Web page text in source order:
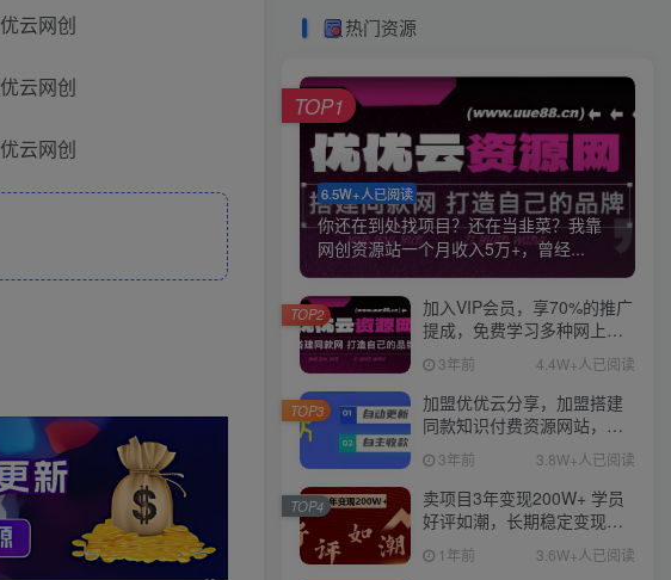
热门资源
6.5W+人已阅读
你还在到处找项目？还在当韭菜？我靠
网创资源站一个月收入5万+，曾经...
TOP1
加入VIP会员，享70%的推广
提成，免费学习多种网上创
业课程，菜鸟秒变大神！
3年前 4.4W+人已阅读
TOP2
加盟优优云分享，加盟搭建
同款知识付费资源网站，实
现长期稳定被动收入~
3年前 3.8W+人已阅读
TOP3
卖项目3年变现200W+ 学员
好评如潮，长期稳定变现，
可以一直干到老！
1年前 3.6W+人已阅读
TOP4